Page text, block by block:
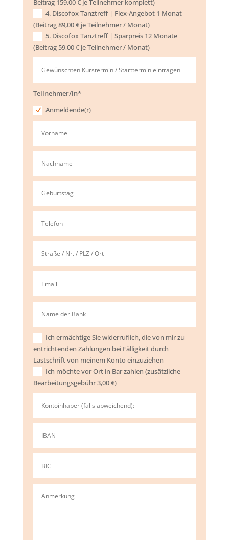
4. Discofox Tanztreff | Flex-Angebot 1 Monat
(Beitrag 89,00 € je Teilnehmer / Monat)
5. Discofox Tanztreff | Sparpreis 12 Monate
(Beitrag 59,00 € je Teilnehmer / Monat)
Teilnehmer/in*
Anmeldende(r)
Ich ermächtige Sie widerruflich, die von mir zu
entrichtenden Zahlungen bei Fälligkeit durch
Lastschrift von meinem Konto einzuziehen
Ich möchte vor Ort in Bar zahlen (zusätzliche
Bearbeitungsgebühr 3,00 €)